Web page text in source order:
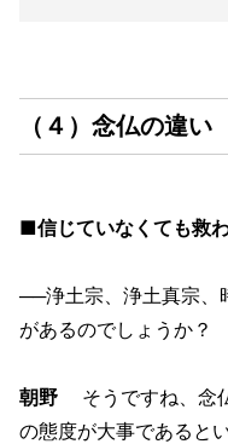
（４）念仏の違い
■信じていなくても救
──浄土宗、浄土真宗、
があるのでしょうか？
朝野 そうですね、念
の態度が大事であると